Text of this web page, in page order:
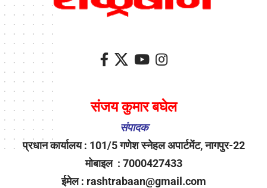
संजय कुमार बघेल
संपादक
प्रधान कार्यालय : 101/5 गणेश स्नेहल अपार्टमेंट, नागपुर-22
मोबाइल : 7000427433
ईमेल : rashtrabaan@gmail.com